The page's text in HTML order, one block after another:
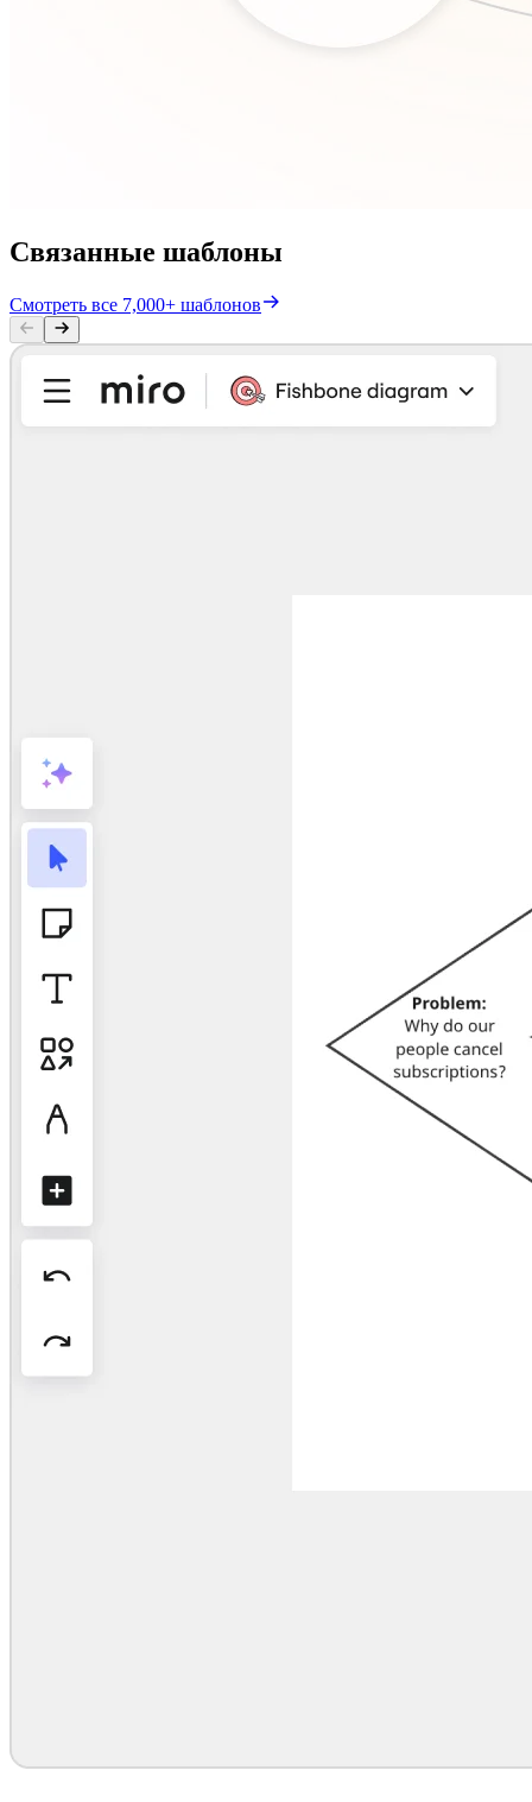
Связанные шаблоны
Смотреть все 7,000+ шаблонов